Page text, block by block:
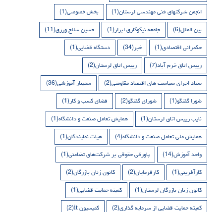
انجمن شرکتهای فنی مهندسی لرستان(1) بخش خصوصی(1)
بین الملل(6) جامعه نیکوکاری ابرار(1) حسین سلاح ورزی(11)
حکمرانی اقتصادی(1) خبر(34) دستگاه قضایی(1)
رییس اتاق خرم آباد(7) رییس اتاق لرستان(2)
ستاد اجرای سیاست های اقتصاد مقاومتی(2) سمینار آموزشی(36)
شورا گفتگو(1) شورای گفتگو(2) فضای کسب و کار(1)
نایب رییس اتاق لرستان(1) همایش تعامل صنعت و دانشگاه(1)
همایش ملی تعامل صنعت و دانشگاه(4) هیات نمایندگان(1)
واحد آموزش(14) پاورقی حقوقی بر شرکت‌های تضامنی(1)
کارآفرینی(1) کارفرمایان(2) کانون زنان بازرگان(2)
کانون زنان بازرگان لرستان(1) کمیته حمایت قضایی(1)
کمیته حمایت قضایی از سرمایه گذاری(2) کمیسیون it (2)